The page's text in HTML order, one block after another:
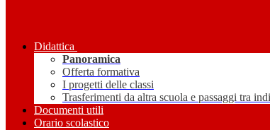
Didattica
Panoramica
Offerta formativa
I progetti delle classi
Trasferimenti da altra scuola e passaggi tra
Documenti utili
Orario scolastico